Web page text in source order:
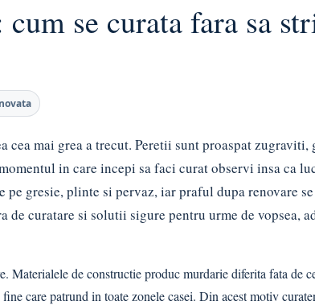
se curata fara sa
mai grea a trecut. Peretii sunt proaspat zugraviti,
in care incepi sa faci curat observi insa ca
gresie, plinte si pervaz, iar praful dupa renovare
curatare si solutii sigure pentru urme de vopsea,
Materialele de constructie produc murdarie diferita fata de
care patrund in toate zonele casei. Din acest motiv